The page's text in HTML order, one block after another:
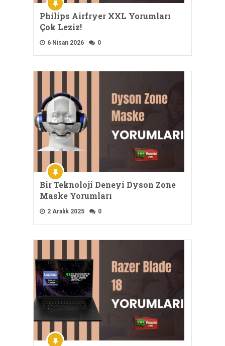
Philips Airfryer XXL Yorumları
Çok Leziz!
6 Nisan 2026 0
Bir Teknoloji Deneyi Dyson Zone
Maske Yorumları
2 Aralık 2025 0